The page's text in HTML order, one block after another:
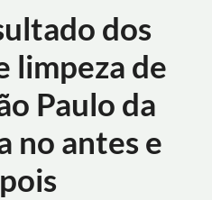
dos
limpeza de
Paulo da
no antes e